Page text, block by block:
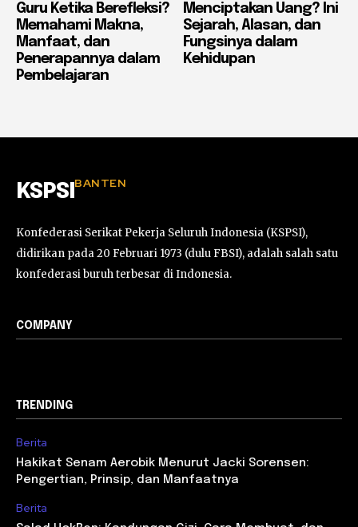
Guru Ketika Berefleksi?
Memahami Makna,
Manfaat, dan
Penerapannya dalam
Pembelajaran
Menciptakan Uang? Ini
Sejarah, Alasan, dan
Fungsinya dalam
Kehidupan
KSPSI BANTEN
Konfederasi Serikat Pekerja Seluruh Indonesia (KSPSI),
didirikan pada 20 Februari 1973 (dulu FBSI), adalah salah satu
konfederasi buruh terbesar di Indonesia.
COMPANY
TRENDING
Berita
Hakikat Senam Aerobik Menurut Jacki Sorensen:
Pengertian, Prinsip, dan Manfaatnya
Berita